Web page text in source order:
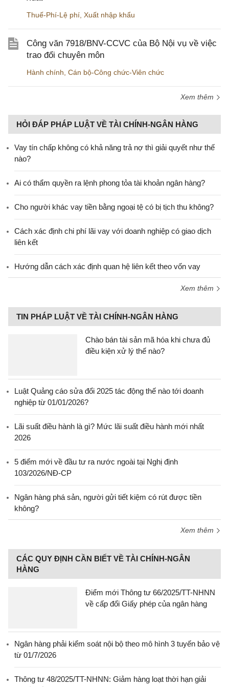
Thuế-Phí-Lệ phí Xuất nhập khẩu
Công văn 7918/BNV-CCVC của Bộ Nội vụ về việc
trao đổi chuyên môn
Hành chính Cán bộ-Công chức-Viên chức
Xem thêm
HỎI ĐÁP PHÁP LUẬT VỀ TÀI CHÍNH-NGÂN HÀNG
Vay tín chấp không có khả năng trả nợ thì giải quyết như thế
nào?
Ai có thẩm quyền ra lệnh phong tỏa tài khoản ngân hàng?
Cho người khác vay tiền bằng ngoại tệ có bị tịch thu không?
Cách xác định chi phí lãi vay với doanh nghiệp có giao dịch
liên kết
Hướng dẫn cách xác định quan hệ liên kết theo vốn vay
Xem thêm
TIN PHÁP LUẬT VỀ TÀI CHÍNH-NGÂN HÀNG
Chào bán tài sản mã hóa khi chưa đủ
điều kiện xử lý thế nào?
Luật Quảng cáo sửa đổi 2025 tác động thế nào tới doanh
nghiệp từ 01/01/2026?
Lãi suất điều hành là gì? Mức lãi suất điều hành mới nhất
2026
5 điểm mới về đầu tư ra nước ngoài tại Nghị định
103/2026/NĐ-CP
Ngân hàng phá sản, người gửi tiết kiệm có rút được tiền
không?
Xem thêm
CÁC QUY ĐỊNH CẦN BIẾT VỀ TÀI CHÍNH-NGÂN
HÀNG
Điểm mới Thông tư 66/2025/TT-NHNN
về cấp đổi Giấy phép của ngân hàng
Ngân hàng phải kiểm soát nội bộ theo mô hình 3 tuyến bảo vệ
từ 01/7/2026
Thông tư 48/2025/TT-NHNN: Giảm hàng loạt thời hạn giải